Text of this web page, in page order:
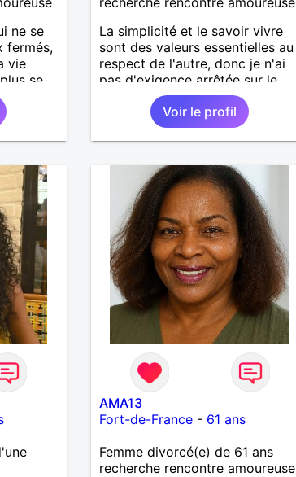
ne se
fermés,
vie
se
La simplicité et le savoir vivre
sont des valeurs essentielles au
respect de l'autre, donc je n'ai
pas d'exigence arrêtée sur le
plan physique de mon côté.
Voir le profil
AMA13
Fort-de-France- 61 ans
Femme divorcé(e) de 61 ans
recherche rencontre amoureuse